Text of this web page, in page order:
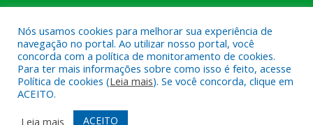
Todos os direitos reservados a Prefeitura Municipal de Afuá.
Mapa do Site Acessar Área Administrativa
Nós usamos cookies para melhorar sua experiência de
navegação no portal. Ao utilizar nosso portal, você
concorda com a política de monitoramento de cookies.
Para ter mais informações sobre como isso é feito, acesse
Política de cookies (Leia mais). Se você concorda, clique em
ACEITO.
Leia mais
ACEITO